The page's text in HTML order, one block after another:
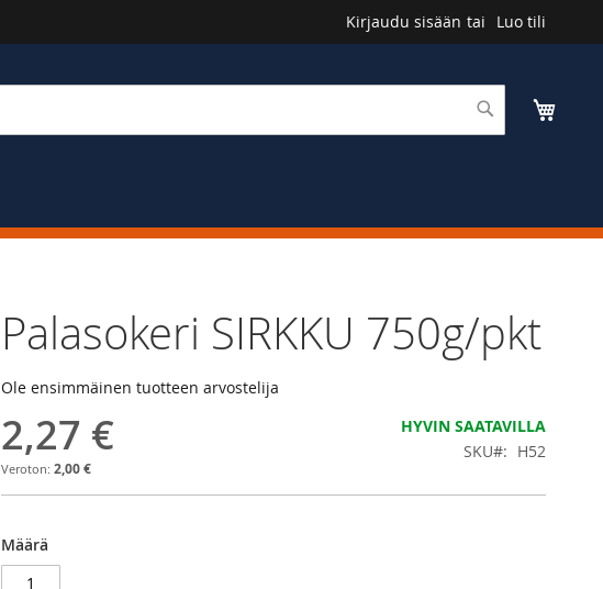
Kirjaudu sisään Luo tili
Palasokeri SIRKKU 750g/pkt
Ole ensimmäinen tuotteen arvostelija
2,27 €
2,00 €
HYVIN SAATAVILLA
SKU
H52
Määrä